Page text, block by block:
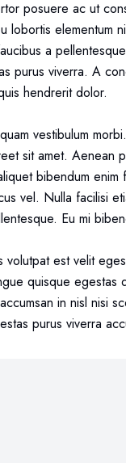
posuere ac ut
lobortis
a
purus viverra. A
hendrerit dolor.
vestibulum
sit amet.
bibendum
vel. Nulla facilisi
Eu mi
volutpat est velit
quisque
in nisl nisi
purus viverra